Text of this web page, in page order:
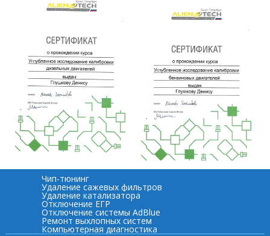
Чип-тюнинг
Удаление сажевых фильтров
Удаление катализатора
Отключение ЕГР
Отключение системы AdBlue
Ремонт выхлопных систем
Компьютерная диагностика